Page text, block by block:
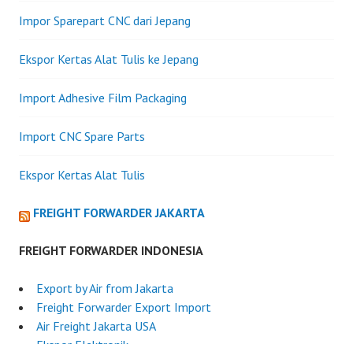
Impor Sparepart CNC dari Jepang
Ekspor Kertas Alat Tulis ke Jepang
Import Adhesive Film Packaging
Import CNC Spare Parts
Ekspor Kertas Alat Tulis
FREIGHT FORWARDER JAKARTA
FREIGHT FORWARDER INDONESIA
Export by Air from Jakarta
Freight Forwarder Export Import
Air Freight Jakarta USA